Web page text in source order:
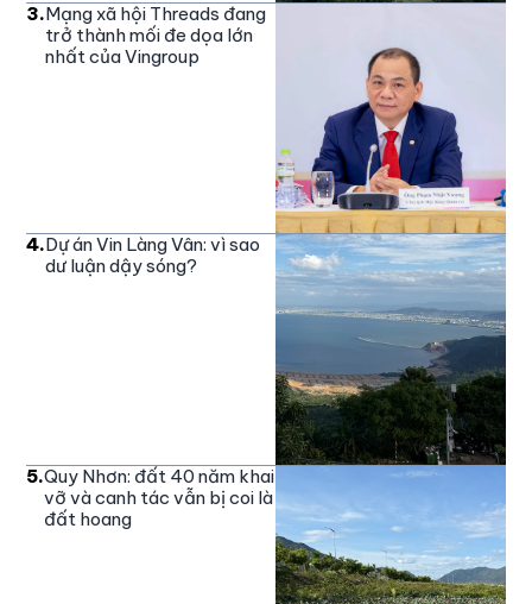
3.Mạng xã hội Threads đang
trở thành mối đe dọa lớn
nhất của Vingroup
4.Dự án Vin Làng Vân: vì sao
dư luận dậy sóng?
5.Quy Nhơn: đất 40 năm khai
vỡ và canh tác vẫn bị coi là
đất hoang